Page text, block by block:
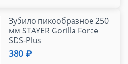
Зубило пикообразное 250
мм STAYER Gorilla Force
SDS-Plus
380 ₽